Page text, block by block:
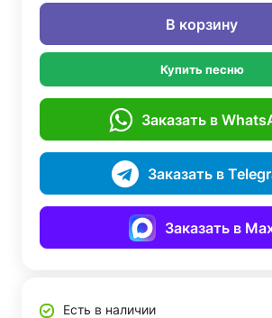
В корзину
Купить песню
Заказать в
Заказать в
Заказать в
Есть в наличии